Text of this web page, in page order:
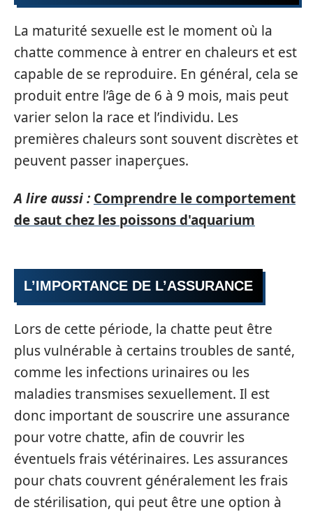
La maturité sexuelle est le moment où la
chatte commence à entrer en chaleurs et est
capable de se reproduire. En général, cela se
produit entre l’âge de 6 à 9 mois, mais peut
varier selon la race et l’individu. Les
premières chaleurs sont souvent discrètes et
peuvent passer inaperçues.
A lire aussi : Comprendre le comportement
de saut chez les poissons d'aquarium
L’IMPORTANCE DE L’ASSURANCE
Lors de cette période, la chatte peut être
plus vulnérable à certains troubles de santé,
comme les infections urinaires ou les
maladies transmises sexuellement. Il est
donc important de souscrire une assurance
pour votre chatte, afin de couvrir les
éventuels frais vétérinaires. Les assurances
pour chats couvrent généralement les frais
de stérilisation, qui peut être une option à